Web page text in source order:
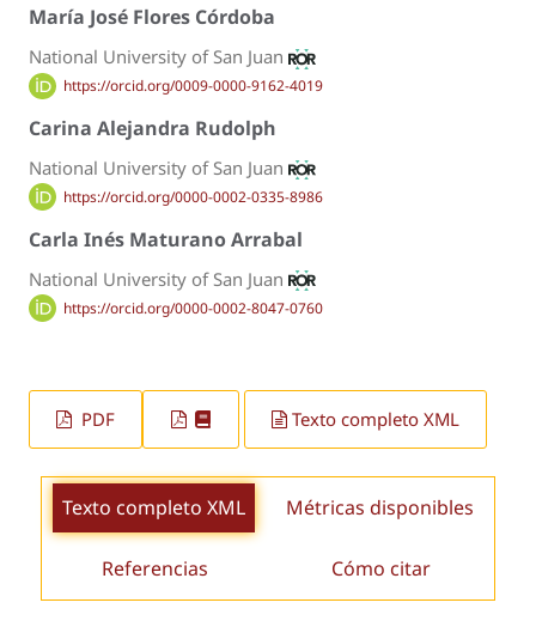
María José Flores Córdoba
National University of San Juan
https://orcid.org/0009-0000-9162-4019
Carina Alejandra Rudolph
National University of San Juan
https://orcid.org/0000-0002-0335-8986
Carla Inés Maturano Arrabal
National University of San Juan
https://orcid.org/0000-0002-8047-0760
PDF Texto completo XML
Texto completo XML Métricas disponibles
Referencias Cómo citar